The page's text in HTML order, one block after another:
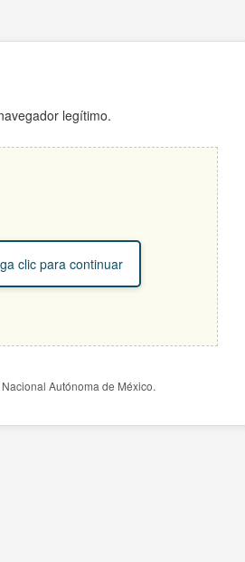
legítimo.
clic para continuar
Autónoma de México.